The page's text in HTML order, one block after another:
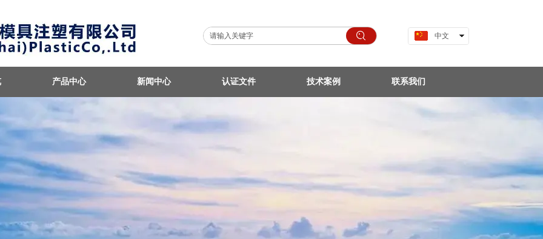
中文
产品中心 新闻中心 认证文件 技术案例 联系我们